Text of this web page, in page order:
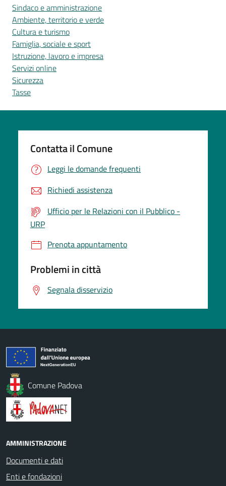
Sindaco e amministrazione
Ambiente, territorio e verde
Cultura e turismo
Famiglia, sociale e sport
Istruzione, lavoro e impresa
Servizi online
Sicurezza
Tasse
Contatta il Comune
Leggi le domande frequenti
Richiedi assistenza
Ufficio per le Relazioni con il Pubblico -
URP
Prenota appuntamento
Problemi in città
Segnala disservizio
Comune Padova
AMMINISTRAZIONE
Documenti e dati
Enti e fondazioni